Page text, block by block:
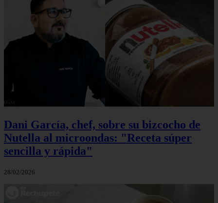
Dani García, chef, sobre su bizcocho de
Nutella al microondas: "Receta súper
sencilla y rápida"
28/02/2026